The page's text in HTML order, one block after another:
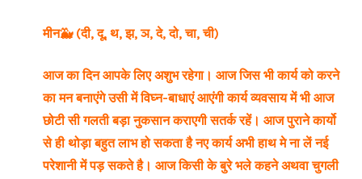
मीन🐳 (दी, दू, थ, झ, ञ, दे, दो, चा, ची)
आज का दिन आपके लिए अशुभ रहेगा। आज जिस भी कार्य को करने
का मन बनाएंगे उसी में विघ्न-बाधाएं आएंगी कार्य व्यवसाय में भी आज
छोटी सी गलती बड़ा नुकसान कराएगी सतर्क रहें। आज पुराने कार्यो
से ही थोड़ा बहुत लाभ हो सकता है नए कार्य अभी हाथ मे ना लें नई
परेशानी में पड़ सकते है। आज किसी के बुरे भले कहने अथवा चुगली